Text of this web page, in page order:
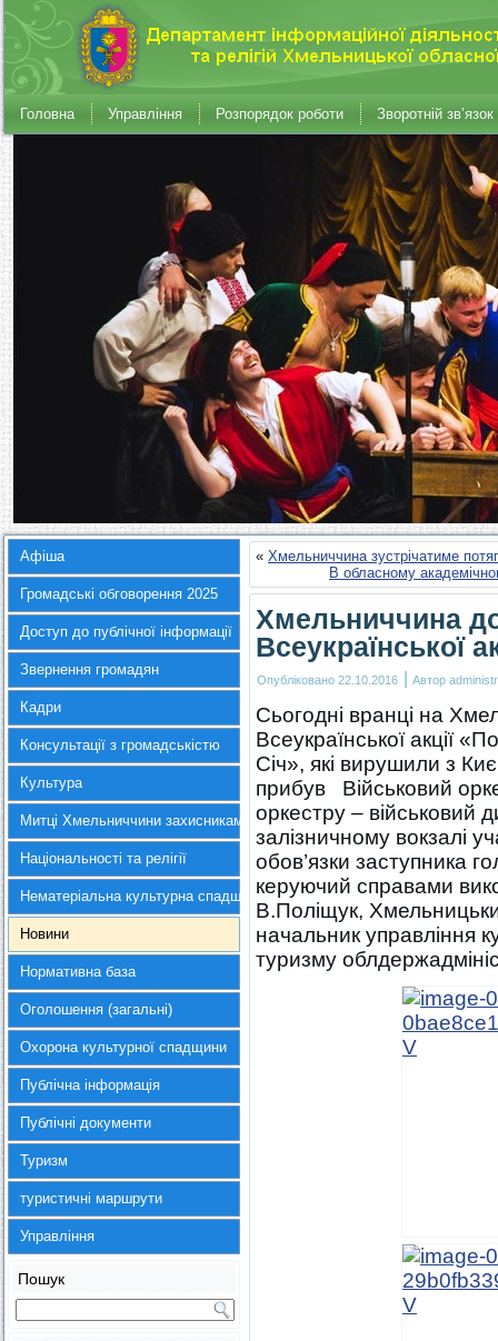
Головна Управління Розпорядок роботи Зворотній зв’язок
Афіша
Громадські обговорення 2025
Доступ до публічної інформації
Звернення громадян
Кадри
Консультації з громадськістю
Культура
Митці Хмельниччини захисникам України
Національності та релігії
Нематеріальна культурна спадщина
Новини
Нормативна база
Оголошення (загальні)
Охорона культурної спадщини
Публічна інформація
Публічні документи
Туризм
туристичні маршрути
Управління
Пошук
« Хмельниччина зустрічатиме
В обласному
Хмельниччина
Всеукраїнської
Опубліковано 22.10.2016 | Автор
Сьогодні вранці на
Всеукраїнської акції
Січ», які вирушили з
прибув Військовий
оркестру – військовий
залізничному вокзалі
обов’язки заступника
керуючий справами
В.Поліщук,
начальник управління
туризму